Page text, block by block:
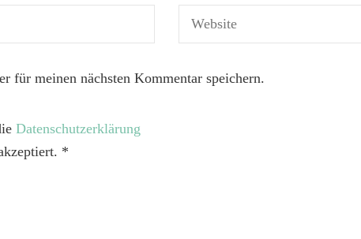
für meinen nächsten Kommentar speichern.
Datenschutzerklärung
*